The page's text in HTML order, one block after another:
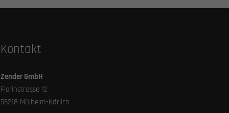
Kontakt
Zender GmbH
Florinstrasse 12
56218 Mülheim-Kärlich